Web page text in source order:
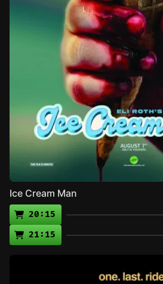
Ice Cream Man
20:15
21:15